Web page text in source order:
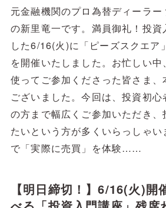
元金融機関のプロ為替ディーラ
の新里竜一です。満員御礼！投資
した6/16(火)に「ピーズスクエア
を開催いたしました。お忙しい
使ってご参加くださった皆さま、
ございました。今回は、投資初
の方まで幅広くご参加いただき、
たいという方が多くいらっしゃい
で「実際に売買」を体験……
【明日締切！】6/16(火)開